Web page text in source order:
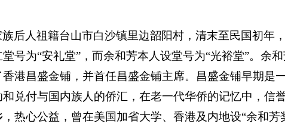
后人祖籍台山市白沙镇里边韶阳村，清末至民国初年
号为“安礼堂”，而余和芳本人设堂号为“光裕堂”。余
港昌盛金铺，并首任昌盛金铺主席。昌盛金铺早期是
兑付与国内族人的侨汇，在老一代华侨的记忆中，信
热心公益，曾在美国加省大学、香港及内地设“余和芳